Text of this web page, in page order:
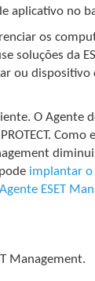
aplicativo no
os
soluções da
ou dispositivo
O Agente
Como
implantar o
ESET
Management.